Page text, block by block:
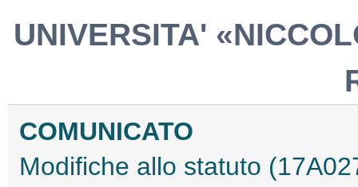
UNIVERSITA'
COMUNICATO
Modifiche allo statuto